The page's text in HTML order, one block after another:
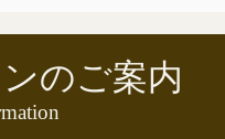
のご案内